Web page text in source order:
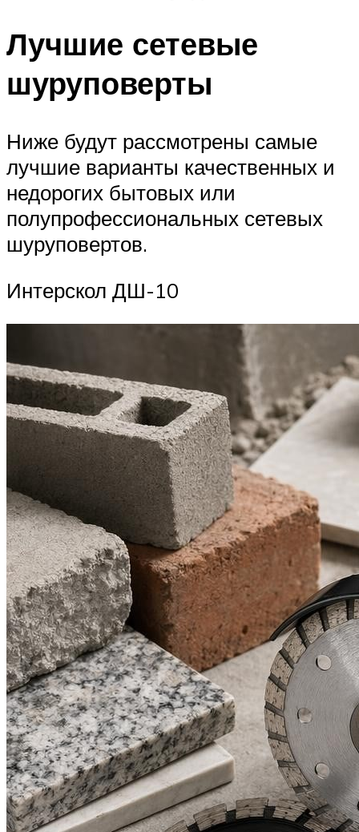
Лучшие сетевые
шуруповерты
Ниже будут рассмотрены самые
лучшие варианты качественных и
недорогих бытовых или
полупрофессиональных сетевых
шуруповертов.
Интерскол ДШ-10